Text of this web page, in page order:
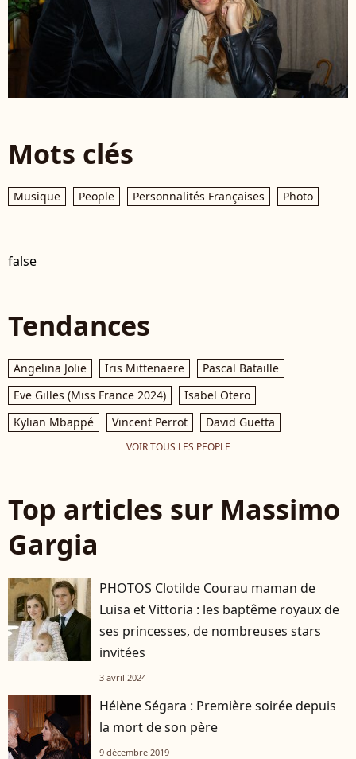
Mots clés
Musique People Personnalités Françaises Photo
false
Tendances
Angelina Jolie Iris Mittenaere
Pascal Bataille
Eve Gilles (Miss France 2024)
Isabel Otero
Kylian Mbappé
Vincent Perrot David Guetta
VOIR TOUS LES PEOPLE
Top articles sur Massimo
Gargia
PHOTOS Clotilde Courau maman de
Luisa et Vittoria : les baptême royaux de
ses princesses, de nombreuses stars
invitées
3 avril 2024
Hélène Ségara : Première soirée depuis
la mort de son père
9 décembre 2019